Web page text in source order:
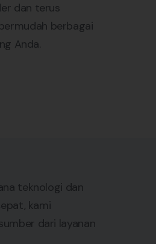
dan terus
berbagai
Anda.
teknologi dan
kami
dari layanan